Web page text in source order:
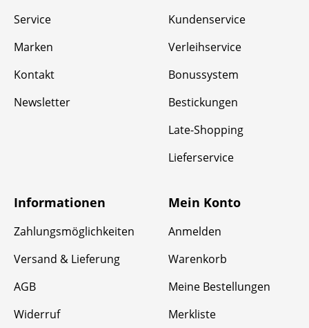
Service
Marken
Kontakt
Newsletter
Kundenservice
Verleihservice
Bonussystem
Bestickungen
Late-Shopping
Lieferservice
Informationen
Zahlungsmöglichkeiten
Versand & Lieferung
AGB
Widerruf
Mein Konto
Anmelden
Warenkorb
Meine Bestellungen
Merkliste